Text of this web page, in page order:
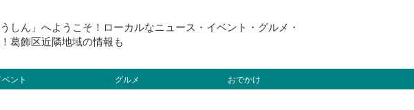
しん」へようこそ！ローカルなニュース・イベント・グルメ・
葛飾区近隣地域の情報も
ベント グルメ おでかけ